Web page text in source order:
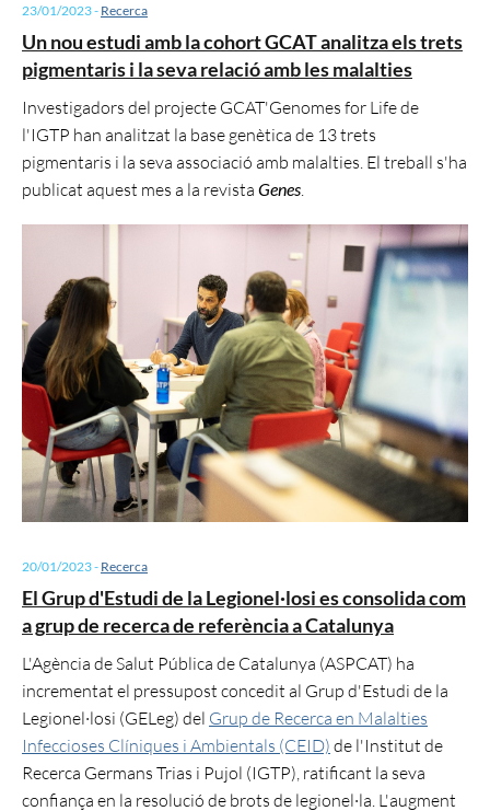
23/01/2023- Recerca
Un nou estudi amb la cohort GCAT analitza els trets
pigmentaris i la seva relació amb les malalties
Investigadors del projecte GCAT'Genomes for Life de
l'IGTP han analitzat la base genètica de 13 trets
pigmentaris i la seva associació amb malalties. El treball s'ha
publicat aquest mes a la revista Genes
20/01/2023- Recerca
El Grup d'Estudi de la Legionel·losi es consolida com
a grup de recerca de referència a Catalunya
L'Agència de Salut Pública de Catalunya (ASPCAT) ha
incrementat el pressupost concedit al Grup d'Estudi de la
Legionel·losi (GELeg) del Grup de Recerca en Malalties
Infeccioses Clíniques i Ambientals (CEID) de l'Institut de
Recerca Germans Trias i Pujol (IGTP), ratificant la seva
confiança en la resolució de brots de legionel·la. L'augment